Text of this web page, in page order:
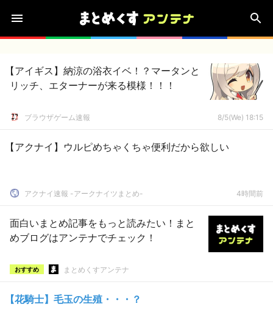
【アイギス】納涼の浴衣イベ！？マータンと
リッチ、エターナーが来る模様！！！
ブラウザゲーム速報 8/5(We) 18:15
【アクナイ】ウルピめちゃくちゃ便利だから欲しい
アクナイ速報 -アークナイツまとめ- 4時間前
面白いまとめ記事をもっと読みたい！まと
めブログはアンテナでチェック！
おすすめ まとめくすアンテナ
【花騎士】毛玉の生殖・・・？